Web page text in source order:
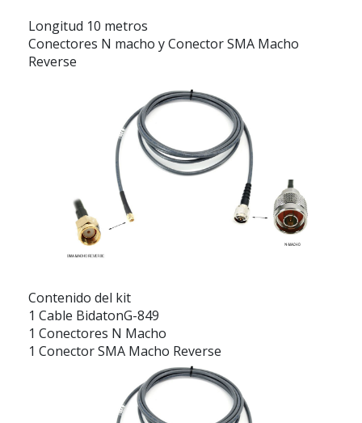
Longitud 10 metros
Conectores N macho y Conector SMA Macho
Reverse
Contenido del kit
1 Cable BidatonG-849
1 Conectores N Macho
1 Conector SMA Macho Reverse